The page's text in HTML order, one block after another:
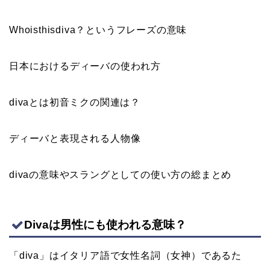
Whoisthisdiva？というフレーズの意味
日本におけるディーバの使われ方
divaとは初音ミクの関連は？
ディーバと表現される人物像
divaの意味やスラングとしての使い方の総まとめ
Divaは男性にも使われる意味？
「diva」はイタリア語で女性名詞（女神）であるた